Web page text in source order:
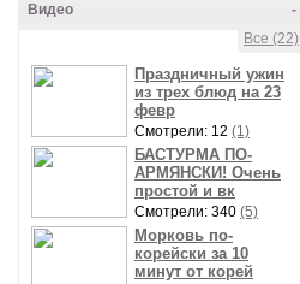
-
Видео
Все (22)
Праздничный ужин
из трех блюд на 23
февр
Смотрели: 12 (1)
БАСТУРМА ПО-
АРМЯНСКИ! Очень
простой и вк
Смотрели: 340 (5)
Морковь по-
корейски за 10
минут от корей